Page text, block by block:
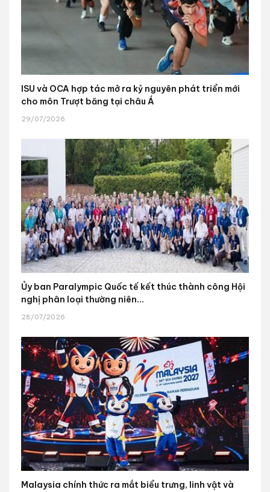
ISU và OCA hợp tác mở ra kỷ nguyên phát triển mới
cho môn Trượt băng tại châu Á
29/07/2026
Ủy ban Paralympic Quốc tế kết thúc thành công Hội
nghị phân loại thường niên...
28/07/2026
Malaysia chính thức ra mắt biểu trưng, linh vật và